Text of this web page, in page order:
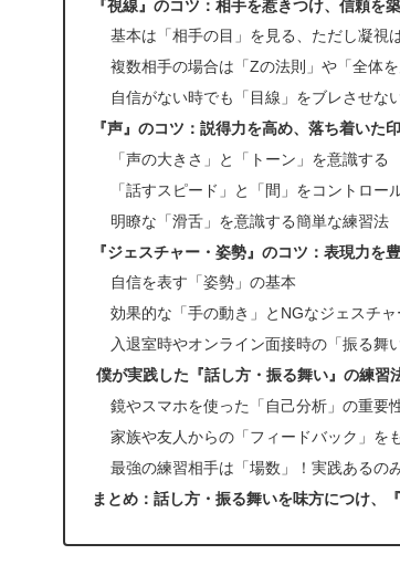
『視線』のコツ：相手を惹きつけ、信頼を
基本は「相手の目」を見る、ただし凝視
複数相手の場合は「Zの法則」や「全体
自信がない時でも「目線」をブレさせな
『声』のコツ：説得力を高め、落ち着いた
「声の大きさ」と「トーン」を意識する
「話すスピード」と「間」をコントロー
明瞭な「滑舌」を意識する簡単な練習法
『ジェスチャー・姿勢』のコツ：表現力を
自信を表す「姿勢」の基本
効果的な「手の動き」とNGなジェスチャ
入退室時やオンライン面接時の「振る舞
僕が実践した『話し方・振る舞い』の練習
鏡やスマホを使った「自己分析」の重要
家族や友人からの「フィードバック」を
最強の練習相手は「場数」！実践あるの
まとめ：話し方・振る舞いを味方につけ、